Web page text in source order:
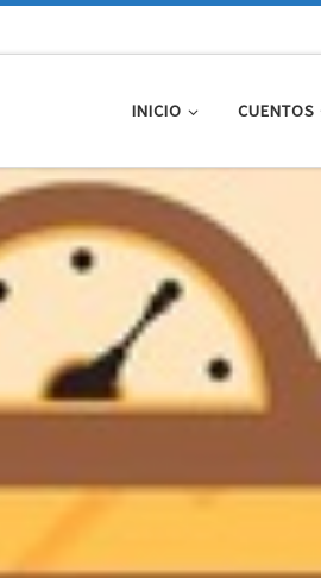
INICIO CUENTOS